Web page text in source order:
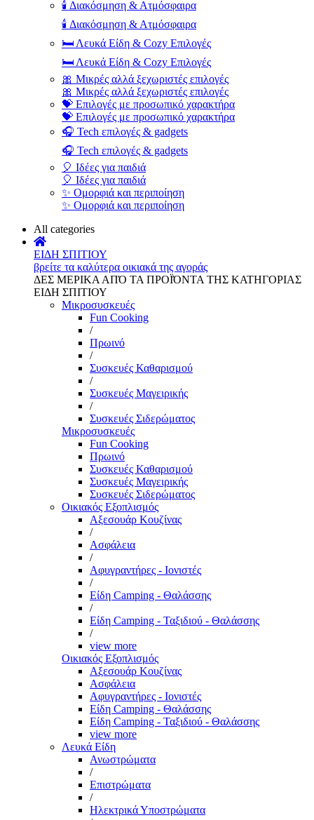
🕯️ Διακόσμηση & Ατμόσφαιρα
🕯️ Διακόσμηση & Ατμόσφαιρα
🛏️ Λευκά Είδη & Cozy Επιλογές
🛏️ Λευκά Είδη & Cozy Επιλογές
🎀 Μικρές αλλά ξεχωριστές επιλογές
🎀 Μικρές αλλά ξεχωριστές επιλογές
💝 Επιλογές με προσωπικό χαρακτήρα
💝 Επιλογές με προσωπικό χαρακτήρα
🎧 Tech επιλογές & gadgets
🎧 Tech επιλογές & gadgets
🎈 Ιδέες για παιδιά
🎈 Ιδέες για παιδιά
✨ Ομορφιά και περιποίηση
✨ Ομορφιά και περιποίηση
All categories
ΕΙΔΗ ΣΠΙΤΙΟΥ
βρείτε τα καλύτερα οικιακά της αγοράς
ΔΕΣ ΜΕΡΙΚΑ ΑΠΌ ΤΑ ΠΡΟΪΌΝΤΑ ΤΗΣ ΚΑΤΗΓΟΡΙΑΣ
ΕΙΔΗ ΣΠΙΤΙΟΥ
Μικροσυσκευές
Fun Cooking
/
Πρωινό
/
Συσκευές Καθαρισμού
/
Συσκευές Μαγειρικής
/
Συσκευές Σιδερώματος
Μικροσυσκευές
Fun Cooking
Πρωινό
Συσκευές Καθαρισμού
Συσκευές Μαγειρικής
Συσκευές Σιδερώματος
Οικιακός Εξοπλισμός
Αξεσουάρ Κουζίνας
/
Ασφάλεια
/
Αφυγραντήρες - Ιονιστές
/
Είδη Camping - Θαλάσσης
/
Είδη Camping - Ταξιδιού - Θαλάσσης
/
view more
Οικιακός Εξοπλισμός
Αξεσουάρ Κουζίνας
Ασφάλεια
Αφυγραντήρες - Ιονιστές
Είδη Camping - Θαλάσσης
Είδη Camping - Ταξιδιού - Θαλάσσης
view more
Λευκά Είδη
Ανωστρώματα
/
Επιστρώματα
/
Ηλεκτρικά Υποστρώματα